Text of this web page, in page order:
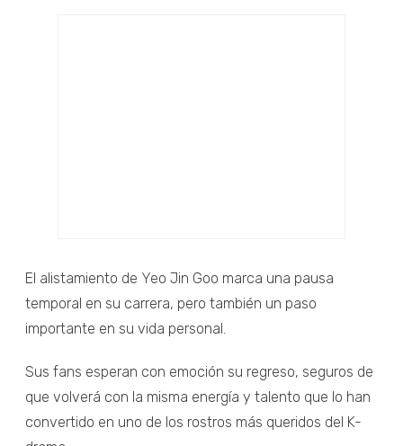
El alistamiento de Yeo Jin Goo marca una pausa
temporal en su carrera, pero también un paso
importante en su vida personal.
Sus fans esperan con emoción su regreso, seguros de
que volverá con la misma energía y talento que lo han
convertido en uno de los rostros más queridos del K-